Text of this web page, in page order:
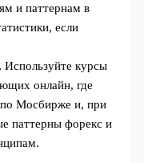
и паттернам в
если
Используйте курсы
онлайн, где
по Мосбирже и, при
паттерны форекс и